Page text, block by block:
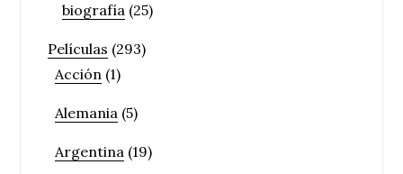
biografía (25)
Películas (293)
Acción (1)
Alemania (5)
Argentina (19)